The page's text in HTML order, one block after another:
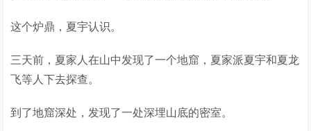
这个炉鼎，夏宇认识。
三天前，夏家人在山中发现了一个地窟，夏家派夏宇和夏龙
飞等人下去探查。
到了地窟深处，发现了一处深埋山底的密室。